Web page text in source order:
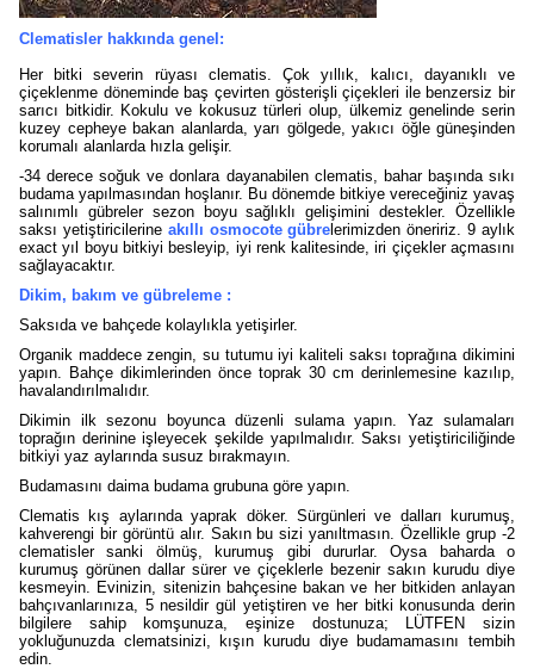
Clematisler hakkında genel:
Her bitki severin rüyası clematis. Çok yıllık, kalıcı, dayanıklı ve
çiçeklenme döneminde baş çevirten gösterişli çiçekleri ile benzersiz bir
sarıcı bitkidir. Kokulu ve kokusuz türleri olup, ülkemiz genelinde serin
kuzey cepheye bakan alanlarda, yarı gölgede, yakıcı öğle güneşinden
korumalı alanlarda hızla gelişir.
-34 derece soğuk ve donlara dayanabilen clematis, bahar başında sıkı
budama yapılmasından hoşlanır. Bu dönemde bitkiye vereceğiniz yavaş
salınımlı gübreler sezon boyu sağlıklı gelişimini destekler. Özellikle
saksı yetiştiricilerine akıllı osmocote gübre lerimizden öneririz. 9 aylık
exact yıl boyu bitkiyi besleyip, iyi renk kalitesinde, iri çiçekler açmasını
sağlayacaktır.
Dikim, bakım ve gübreleme :
Saksıda ve bahçede kolaylıkla yetişirler.
Organik maddece zengin, su tutumu iyi kaliteli saksı toprağına dikimini
yapın. Bahçe dikimlerinden önce toprak 30 cm derinlemesine kazılıp,
havalandırılmalıdır.
Dikimin ilk sezonu boyunca düzenli sulama yapın. Yaz sulamaları
toprağın derinine işleyecek şekilde yapılmalıdır. Saksı yetiştiriciliğinde
bitkiyi yaz aylarında susuz bırakmayın.
Budamasını daima budama grubuna göre yapın.
Clematis kış aylarında yaprak döker. Sürgünleri ve dalları kurumuş,
kahverengi bir görüntü alır. Sakın bu sizi yanıltmasın. Özellikle grup -2
clematisler sanki ölmüş, kurumuş gibi dururlar. Oysa baharda o
kurumuş görünen dallar sürer ve çiçeklerle bezenir sakın kurudu diye
kesmeyin. Evinizin, sitenizin bahçesine bakan ve her bitkiden anlayan
bahçıvanlarınıza, 5 nesildir gül yetiştiren ve her bitki konusunda derin
bilgilere sahip komşunuza, eşinize dostunuza; LÜTFEN sizin
yokluğunuzda clematsinizi, kışın kurudu diye budamamasını tembih
edin.